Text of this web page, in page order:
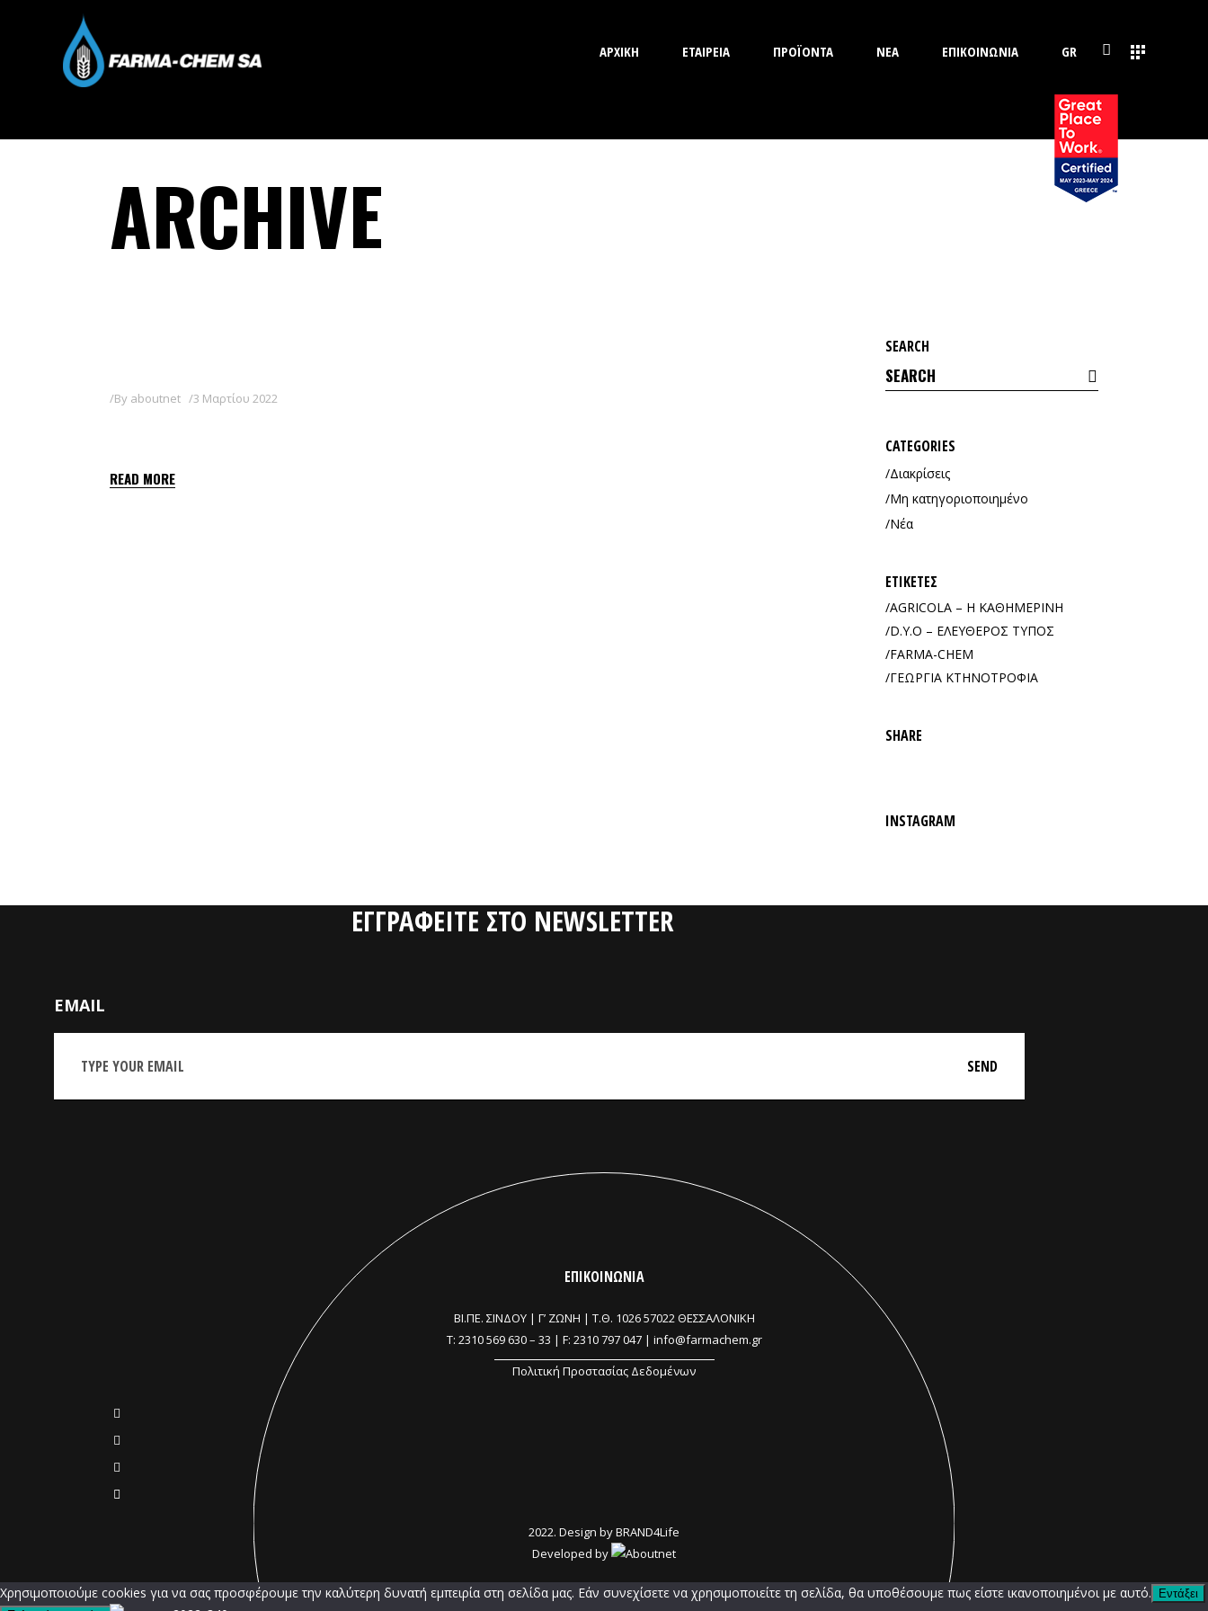
ΑΡΧΙΚΗ ΕΤΑΙΡΕΙΑ ΠΡΟΪΟΝΤΑ ΝΕΑ ΕΠΙΚΟΙΝΩΝΙΑ GR
ARCHIVE
By aboutnet 3 Μαρτίου 2022
READ MORE
SEARCH
Search
for:
CATEGORIES
Διακρίσεις
Μη κατηγοριοποιημένο
Νέα
ΕΤΙΚΈΤΕΣ
AGRICOLA – Η ΚΑΘΗΜΕΡΙΝΗ
D.Y.O – ΕΛΕΥΘΕΡΟΣ ΤΥΠΟΣ
FARMA-CHEM
ΓΕΩΡΓΙΑ ΚΤΗΝΟΤΡΟΦΙΑ
SHARE
INSTAGRAM
ΕΓΓΡΑΦΕΙΤΕ ΣΤΟ NEWSLETTER
EMAIL
ΕΠΙΚΟΙΝΩΝΙΑ
ΒΙ.ΠΕ. ΣΙΝΔΟΥ | Γ’ ΖΩΝΗ | Τ.Θ. 1026 57022 ΘΕΣΣΑΛΟΝΙΚΗ
T: 2310 569 630– 33 | F: 2310 797 047 | info@farmachem.gr
Πολιτική Προστασίας Δεδομένων
2022. Design byBRAND4Life
Developed by
Χρησιμοποιούμε cookies για να σας προσφέρουμε την καλύτερη δυνατή εμπειρία στη σελίδα μας. Εάν συνεχίσετε να χρησιμοποιείτε τη σελίδα, θα υποθέσουμε πως είστε ικανοποιημένοι με αυτό.
Εντάξει